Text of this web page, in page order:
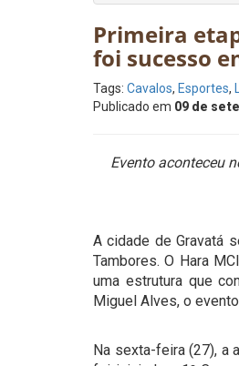
Primeira
foi sucesso
Tags: Cavalos, Esportes,
Publicado em 09 de
Evento aconteceu
A cidade de Gravatá
Tambores. O Hara
uma estrutura que
Miguel Alves, o
Na sexta-feira (27), a